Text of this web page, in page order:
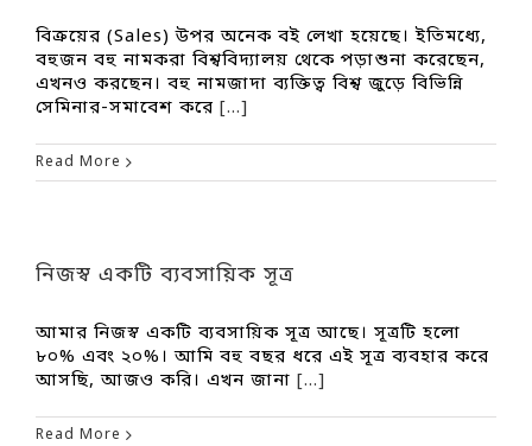
বিক্রয়ের (Sales) উপর অনেক বই লেখা হয়েছে। ইতিমধ্যে,
বহুজন বহু নামকরা বিশ্ববিদ্যালয় থেকে পড়াশুনা করেছেন,
এখনও করছেন। বহু নামজাদা ব্যক্তিত্ব বিশ্ব জুড়ে বিভিন্নি
সেমিনার-সমাবেশ করে [...]
Read More
নিজস্ব একটি ব্যবসায়িক সূত্র
আমার নিজস্ব একটি ব্যবসায়িক সূত্র আছে। সূত্রটি হলো
৮০% এবং ২০%। আমি বহু বছর ধরে এই সূত্র ব্যবহার করে
আসছি, আজও করি। এখন জানা [...]
Read More